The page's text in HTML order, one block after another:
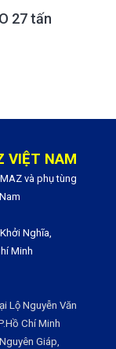
27 tấn
VIỆT NAM
và phụ tùng
Nghĩa,
Minh
Lộ Nguyễn Văn
Chí Minh
Giáp,